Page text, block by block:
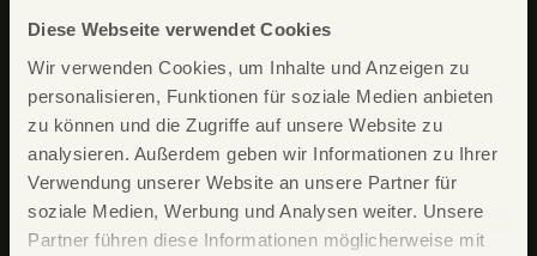
Diese Webseite verwendet Cookies
Wir verwenden Cookies, um Inhalte und Anzeigen zu
personalisieren, Funktionen für soziale Medien anbieten
zu können und die Zugriffe auf unsere Website zu
analysieren. Außerdem geben wir Informationen zu Ihrer
Verwendung unserer Website an unsere Partner für
soziale Medien, Werbung und Analysen weiter. Unsere
Partner führen diese Informationen möglicherweise mit
Unsere Produkte
TF Mastercard Gold
TF Bank Tagesgeld